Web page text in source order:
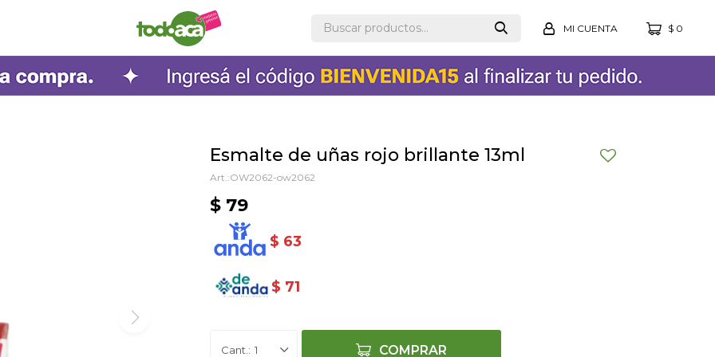
$ 0
Esmalte de uñas rojo brillante 13ml
OW2062-ow2062
$ 79
$ 63
$ 71
1 COMPRAR